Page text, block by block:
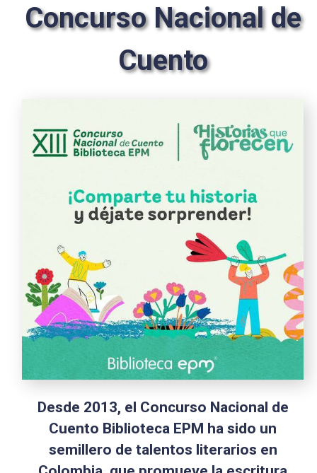
Concurso Nacional de
Cuento
Desde 2013, el Concurso Nacional de
Cuento Biblioteca EPM ha sido un
semillero de talentos literarios en